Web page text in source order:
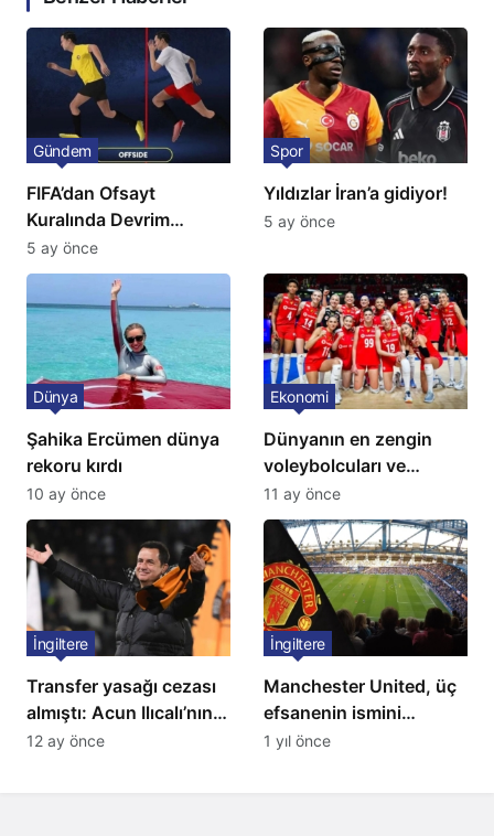
FIFA’dan Ofsayt
Kuralında Devrim
Niteliğinde Onay
Gündem
5 ay önce
Yıldızlar İran’a gidiyor!
Spor
5 ay önce
Şahika Ercümen dünya
rekoru kırdı
Dünya
10 ay önce
Dünyanın en zengin
voleybolcuları ve
servetleri açıklandı:
Listede 2 Türk yıldız
bulunuyor
Ekonomi
11 ay önce
Transfer yasağı cezası
almıştı: Acun Ilıcalı’nın
ekibi Hull City’ye kötü
İngiltere
12 ay önce
Manchester United, üç
efsanenin ismini
yasakladı
İngiltere
1 yıl önce